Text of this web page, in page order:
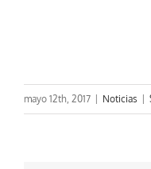
mayo 12th, 2017 Noticias